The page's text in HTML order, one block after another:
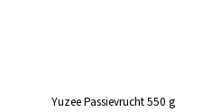
Yuzee Passievrucht 550 g